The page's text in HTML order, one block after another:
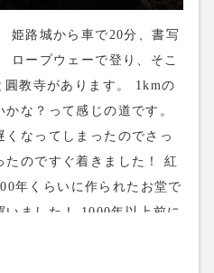
姫路城から車で20分、書写
ロープウェーで登り、そこ
教寺があります。 1kmの
な？って感じの道です。
なってしまったのでさっ
たのですぐ着きました！ 紅
年くらいに作られたお堂で
ました！ 1000年以上前に
ここでお経が唱えられたり